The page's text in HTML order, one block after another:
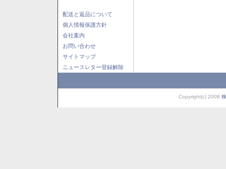
配送と返品について
個人情報保護方針
会社案内
お問い合わせ
サイトマップ
ニュースレター登録解除
Copyright(c) 2008